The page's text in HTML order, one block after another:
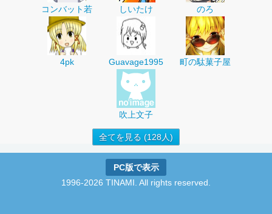
コンバット若 しいたけ のろ
4pk Guavage1995 町の駄菓子屋
吹上文子
全てを見る (128人)
PC版で表示
1996-2026 TINAMI. All rights reserved.